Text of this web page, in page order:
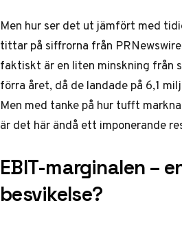
Men hur ser det ut jämfört med
tittar på siffrorna från PRNewswire
faktiskt är en liten minskning från
förra året, då de landade på 6,1
Men med tanke på hur tufft
är det här ändå ett imponerande
EBIT-marginalen –
besvikelse?